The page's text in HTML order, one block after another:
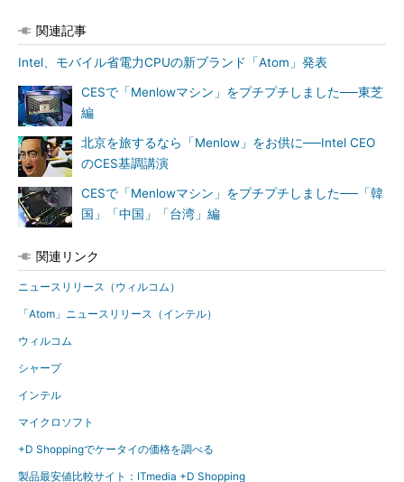
関連記事
Intel、モバイル省電力CPUの新ブランド「Atom」発表
CESで「Menlowマシン」をプチプチしました──東芝
編
北京を旅するなら「Menlow」をお供に──Intel CEO
のCES基調講演
CESで「Menlowマシン」をプチプチしました──「韓
国」「中国」「台湾」編
関連リンク
ニュースリリース（ウィルコム）
「Atom」ニュースリリース（インテル）
ウィルコム
シャープ
インテル
マイクロソフト
+D Shoppingでケータイの価格を調べる
製品最安値比較サイト：ITmedia +D Shopping